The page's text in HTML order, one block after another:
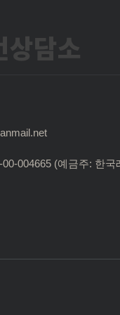
상담소
004665 (예금주: 한국